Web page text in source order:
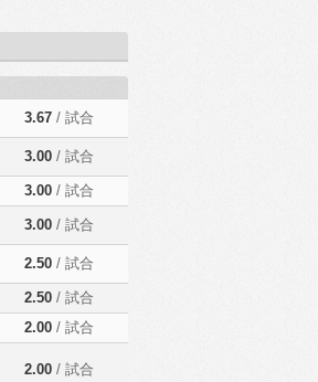
3.67/ 試合
3.00/ 試合
3.00/ 試合
3.00/ 試合
2.50/ 試合
2.50/ 試合
2.00/ 試合
2.00/ 試合